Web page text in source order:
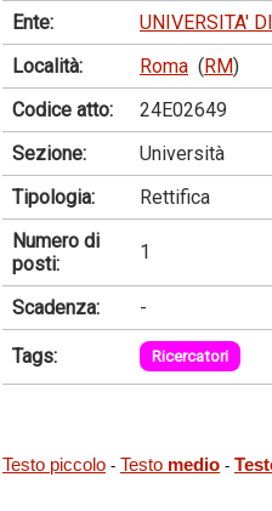
Ente:
UNIVERSITA'
Località:
Roma (RM)
Codice atto:
24E02649
Sezione:
Università
Tipologia:
Rettifica
Numero di
posti:
1
Scadenza: -
Tags: Ricercatori
Testo piccolo - Testo medio -